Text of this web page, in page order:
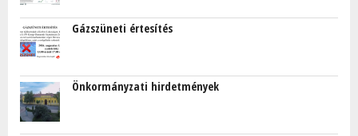
Gázszüneti értesítés
Önkormányzati hirdetmények